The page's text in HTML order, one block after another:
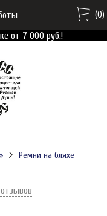
от 7 000 руб.!
(0)
Ремни на бляхе